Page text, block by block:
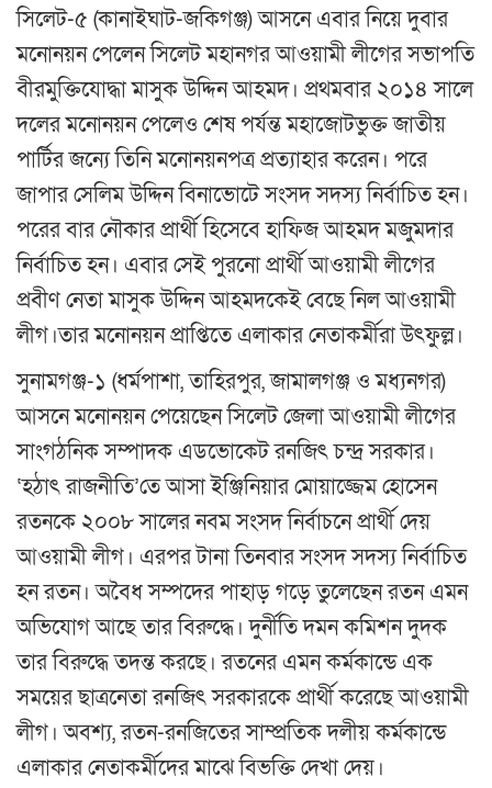
সিলেট-৫ (কানাইঘাট-জকিগঞ্জ) আসনে এবার নিয়ে দুবার
মনোনয়ন পেলেন সিলেট মহানগর আওয়ামী লীগের সভাপতি
বীরমুক্তিযোদ্ধা মাসুক উদ্দিন আহমদ। প্রথমবার ২০১৪ সালে
দলের মনোনয়ন পেলেও শেষ পর্যন্ত মহাজোটভুক্ত জাতীয়
পার্টির জন্যে তিনি মনোনয়নপত্র প্রত্যাহার করেন। পরে
জাপার সেলিম উদ্দিন বিনাভোটে সংসদ সদস্য নির্বাচিত হন।
পরের বার নৌকার প্রার্থী হিসেবে হাফিজ আহমদ মজুমদার
নির্বাচিত হন। এবার সেই পুরনো প্রার্থী আওয়ামী লীগের
প্রবীণ নেতা মাসুক উদ্দিন আহমদকেই বেছে নিল আওয়ামী
লীগ।তার মনোনয়ন প্রাপ্তিতে এলাকার নেতাকর্মীরা উৎফুল্ল।
সুনামগঞ্জ-১ (ধর্মপাশা, তাহিরপুর, জামালগঞ্জ ও মধ্যনগর)
আসনে মনোনয়ন পেয়েছেন সিলেট জেলা আওয়ামী লীগের
সাংগঠনিক সম্পাদক এডভোকেট রনজিৎ চন্দ্র সরকার।
‘হঠাৎ রাজনীতি’তে আসা ইঞ্জিনিয়ার মোয়াজ্জেম হোসেন
রতনকে ২০০৮ সালের নবম সংসদ নির্বাচনে প্রার্থী দেয়
আওয়ামী লীগ। এরপর টানা তিনবার সংসদ সদস্য নির্বাচিত
হন রতন। অবৈধ সম্পদের পাহাড় গড়ে তুলেছেন রতন এমন
অভিযোগ আছে তার বিরুদ্ধে। দুর্নীতি দমন কমিশন দুদক
তার বিরুদ্ধে তদন্ত করছে। রতনের এমন কর্মকান্ডে এক
সময়ের ছাত্রনেতা রনজিৎ সরকারকে প্রার্থী করেছে আওয়ামী
লীগ। অবশ্য, রতন-রনজিতের সাম্প্রতিক দলীয় কর্মকান্ডে
এলাকার নেতাকর্মীদের মাঝে বিভক্তি দেখা দেয়।